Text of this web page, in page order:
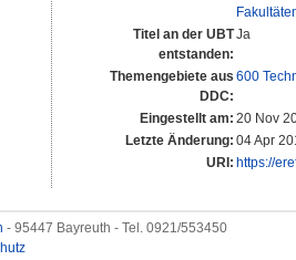
Titel an der UBT
entstanden:
Ja
Themengebiete aus
DDC:
600
Eingestellt am: 20 Nov
Letzte Änderung: 04 Apr
URI: https://
- 95447 Bayreuth - Tel. 0921/553450